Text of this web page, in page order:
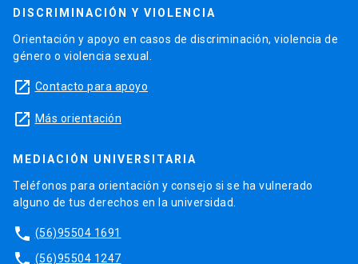
DISCRIMINACIÓN Y VIOLENCIA
Orientación y apoyo en casos de discriminación, violencia de
género o violencia sexual.
launch Contacto para apoyo
launch Más orientación
MEDIACIÓN UNIVERSITARIA
Teléfonos para orientación y consejo si se ha vulnerado
alguno de tus derechos en la universidad.
phone (56)95504 1691
phone (56)95504 1247